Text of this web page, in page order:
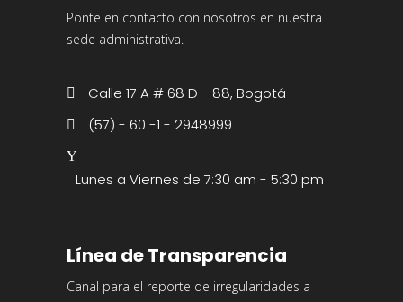
Ponte en contacto con nosotros en nuestra
sede administrativa.
Calle 17 A # 68 D - 88, Bogotá
(57) - 60 -1 - 2948999
Lunes a Viernes de 7:30 am - 5:30 pm
Línea de Transparencia
Canal para el reporte de irregularidades a